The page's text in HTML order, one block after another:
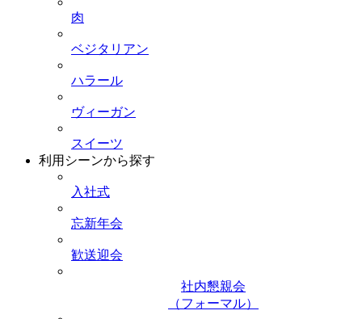
肉
ベジタリアン
ハラール
ヴィーガン
スイーツ
利用シーンから探す
入社式
忘新年会
歓送迎会
社内懇親会
（フォーマル）